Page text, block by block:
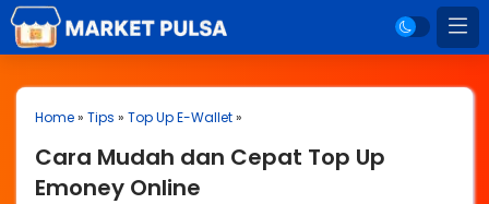
Home» Tips » Top Up E-Wallet»
Cara Mudah dan Cepat Top Up
Emoney Online